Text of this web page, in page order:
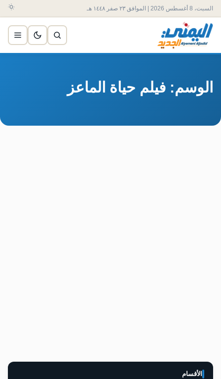
السبت، 8 أغسطس 2026 | الموافق ٢٣ صفر ١٤٤٨ هـ
الوسم: فيلم حياة الماعز
الأقسام